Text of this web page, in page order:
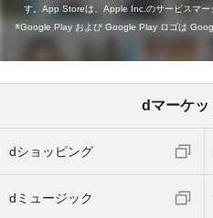
す。App Storeは、Apple Inc.のサービスマー
Google Play および Google Play ロゴは
dマーケッ
dショッピング
dミュージック